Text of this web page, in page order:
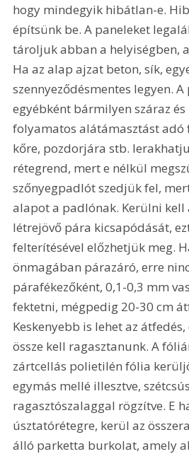
hogy mindegyik hibátlan-e.
építsünk be. A paneleket
tároljuk abban a helyiségben,
Ha az alap ajzat beton, sík,
szennyeződésmentes legyen.
egyébként bármilyen száraz és
folyamatos alátámasztást adó
kőre, pozdorjára stb.
rétegrend, mert e nélkül
szőnyegpadlót szedjük fel,
alapot a padlónak. Kerülni kell
létrejövő pára kicsapódását,
felterítésével előzhetjük meg.
önmagában párazáró, erre
párafékezőként, 0,1-0,3 mm
fektetni, mégpedig 20-30 cm
Keskenyebb is lehet az
össze kell ragasztanunk. A
zártcellás polietilén fólia
egymás mellé illesztve,
ragasztószalaggal rögzítve. E
úsztatórétegre, kerül az
álló parketta burkolat, amely